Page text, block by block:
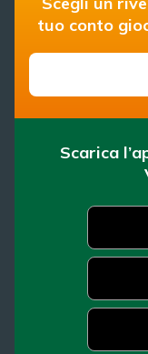
tuo conto
Scarica
SuperEnalotto